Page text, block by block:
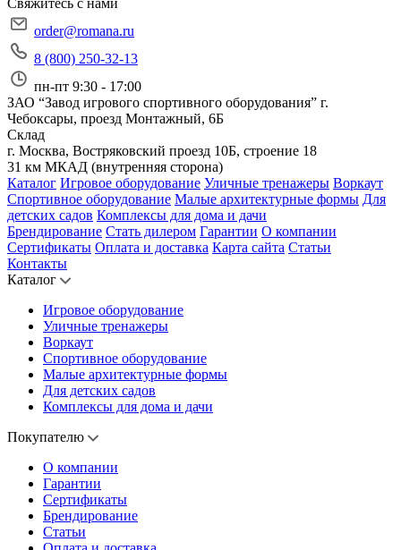
order@romana.ru
8 (800) 250-32-13
пн-пт 9:30 - 17:00
ЗАО “Завод игрового спортивного оборудования” г.
Чебоксары, проезд Монтажный, 6Б
Склад
г. Москва, Востряковский проезд 10Б, строение 18
31 км МКАД (внутренняя сторона)
Каталог Игровое оборудование Уличные тренажеры Воркаут
Спортивное оборудование Малые архитектурные формы Для
детских садов Комплексы для дома и дачи
Брендирование Стать дилером Гарантии О компании
Сертификаты Оплата и доставка Карта сайта Статьи
Контакты
Каталог
Игровое оборудование
Уличные тренажеры
Воркаут
Спортивное оборудование
Малые архитектурные формы
Для детских садов
Комплексы для дома и дачи
Покупателю
О компании
Гарантии
Сертификаты
Брендирование
Статьи